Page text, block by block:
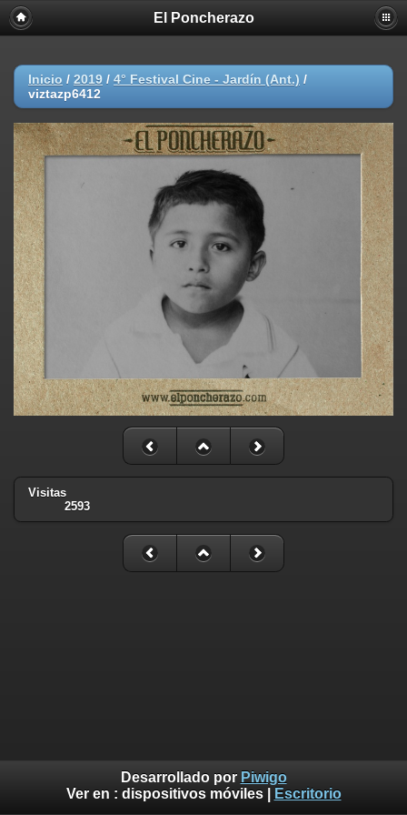
El Poncherazo
Inicio / 2019 / 4° Festival Cine - Jardín (Ant.) /
viztazp6412
Visitas
2593
Desarrollado por Piwigo
Ver en : dispositivos móviles| Escritorio